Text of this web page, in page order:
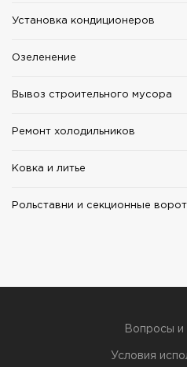
Установка кондиционеров
Озеленение
Вывоз строительного мусора
Ремонт холодильников
Ковка и литье
Рольставни и секционные
Вопросы и
Условия